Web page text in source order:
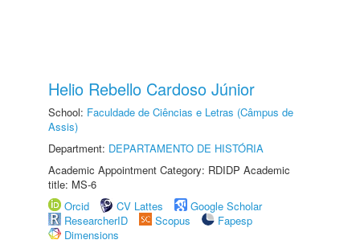
Helio Rebello Cardoso Júnior
School: Faculdade de Ciências e Letras (Câmpus de
Assis)
Department: DEPARTAMENTO DE HISTÓRIA
Academic Appointment Category: RDIDP Academic
title: MS-6
Orcid
CV Lattes
Google Scholar
ResearcherID
Scopus
Fapesp
Dimensions